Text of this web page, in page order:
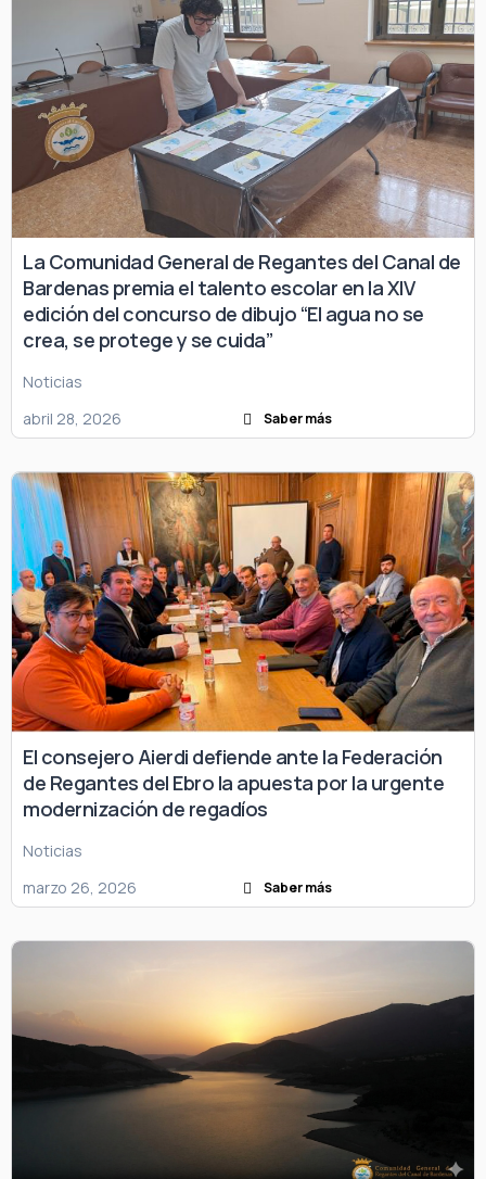
La Comunidad General de Regantes del Canal de
Bardenas premia el talento escolar en la XIV
edición del concurso de dibujo “El agua no se
crea, se protege y se cuida”
Noticias
abril 28, 2026
Saber más
El consejero Aierdi defiende ante la Federación
de Regantes del Ebro la apuesta por la urgente
modernización de regadíos
Noticias
marzo 26, 2026
Saber más